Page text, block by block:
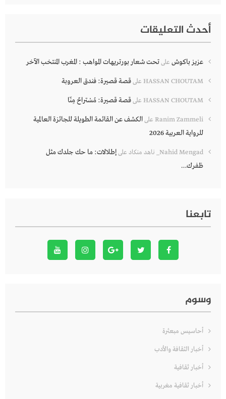
أحدث التعليقات
عزيز باكوش علىتحت شعار بورتريهات المواهب : المغرب المنتخب الآخر
HASSAN CHOUTAM علىقصة قصيرة: فندق العروبة
HASSAN CHOUTAM علىقصة قصيرة: مُسْتراحٌ مِنّا
Ranim Zammeli علىالكشف عن القائمة الطويلة للجائزة العالمية
للرواية العربية 2026
Nahid Mengad_ ناهد منكاد علىإطلالات: ما حك جلدك مثل
ظفرك…
تابعنا
وسوم
أحاسيس مبعثرة
أخبار الثقافة والأدب
أخبار ثقافية
أخبار ثقافية مغربية